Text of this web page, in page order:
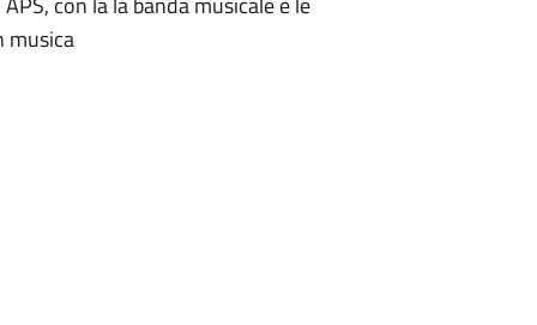
musica